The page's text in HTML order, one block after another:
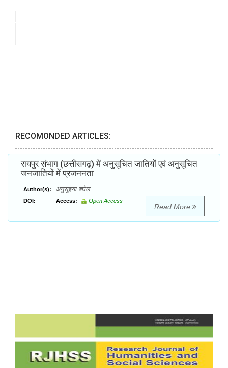
RECOMONDED ARTICLES:
रायपुर संभाग (छत्तीसगढ़) में अनुसूचित जातियों एवं अनुसूचित
जनजातियों में प्रजननता
Author(s): अनुसुइया बघेल
DOI: Access: Open Access
Read More